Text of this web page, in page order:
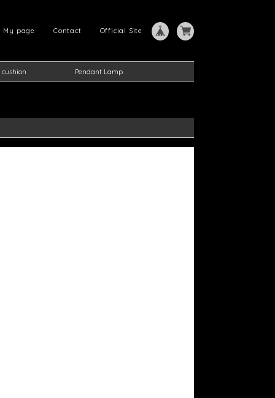
Official Site
Contact
My page
Pendant Lamp